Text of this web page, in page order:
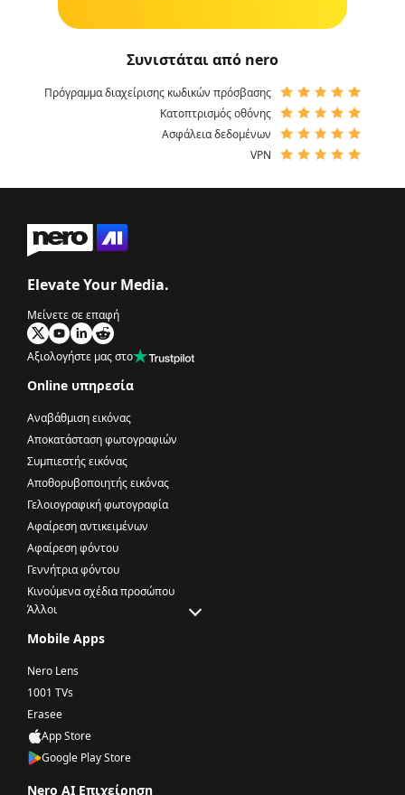
Συνιστάται από nero
Πρόγραμμα διαχείρισης κωδικών πρόσβασης
Κατοπτρισμός οθόνης
Ασφάλεια δεδομένων
VPN
Elevate Your Media.
Μείνετε σε επαφή
Αξιολογήστε μας στο
Online υπηρεσία
Αναβάθμιση εικόνας
Αποκατάσταση φωτογραφιών
Συμπιεστής εικόνας
Αποθορυβοποιητής εικόνας
Γελοιογραφική φωτογραφία
Αφαίρεση αντικειμένων
Αφαίρεση φόντου
Γεννήτρια φόντου
Κινούμενα σχέδια προσώπου
Άλλοι
Mobile Apps
Nero Lens
1001 TVs
Erasee
App Store
Google Play Store
Nero AI Επιχείρηση